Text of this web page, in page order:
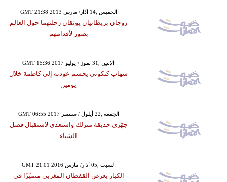
GMT 21:38 2013 الخميس ,14 آذار/ مارس
زوجان بريطانيان يوثقان رحلتهما حول العالم
بصور لأقدامهم
GMT 15:36 2017 الإثنين ,31 تموز / يوليو
شهاب كنكوني يحسم عودته إلى كاظمة خلال
يومين
GMT 06:55 2017 الجمعة ,22 أيلول / سبتمبر
جهّزي حديقة منزلك واستعدي لاستقبال فصل
الشتاء
GMT 21:01 2016 السبت ,05 آذار/ مارس
الكبار يعرض القفطان المغربي متميّزًا في